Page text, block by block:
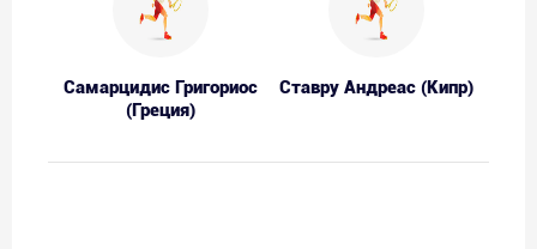
Самарцидис Григориос
(Греция)
Ставру Андреас (Кипр)